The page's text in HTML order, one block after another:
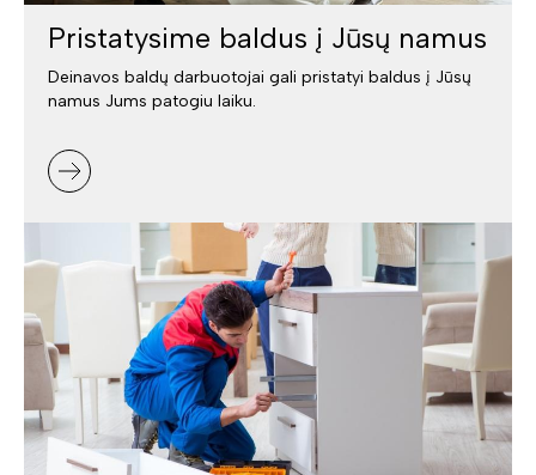
Pristatysime baldus į Jūsų namus
Deinavos baldų darbuotojai gali pristatyi baldus į Jūsų
namus Jums patogiu laiku.